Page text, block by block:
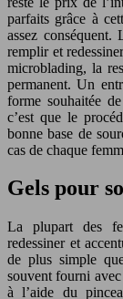
parfaits grâce à
assez
remplir et
microblading, la
permanent. Un
forme souhaitée
c’est que le
bonne base de
cas de chaque
Gels pour
La plupart des
redessiner et
de plus simple
souvent fourni
à l’aide du